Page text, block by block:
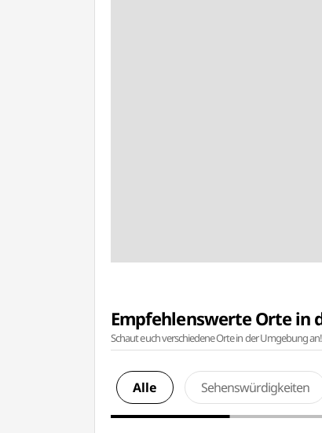
Empfehlenswerte Orte in
Schaut euch verschiedene Orte in der Umgebung
Alle Sehenswürdigkeiten